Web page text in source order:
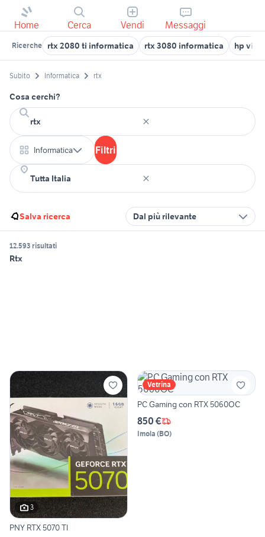
Home Cerca Vendi Messaggi
Ricerche rtx 2080 ti informatica rtx 3080 informatica hp
Subito Informatica rtx
Cosa cerchi?
Informatica Filtri
Salva ricerca Dal più rilevante
12.593 risultati
Rtx
3
PNY RTX 5070 TI
Vetrina
PC Gaming con RTX 5060OC
850 €
Imola (BO)